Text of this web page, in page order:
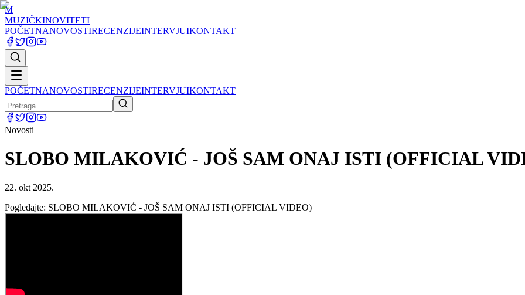
M
MUZIČKINOVITETI
POČETNANOVOSTIRECENZIJEINTERVJUIKONTAKT
POČETNANOVOSTIRECENZIJEINTERVJUIKONTAKT
Novosti
SLOBO MILAKOVIĆ - JOŠ SAM ONAJ ISTI (OFFICIAL
22. okt 2025.
Pogledajte: SLOBO MILAKOVIĆ - JOŠ SAM ONAJ ISTI (OFFICIAL VIDEO)